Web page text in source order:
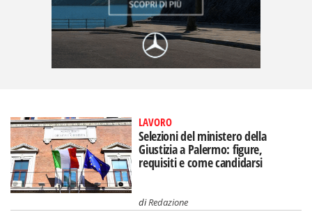
LAVORO
Selezioni del ministero della
Giustizia a Palermo: figure,
requisiti e come candidarsi
diRedazione